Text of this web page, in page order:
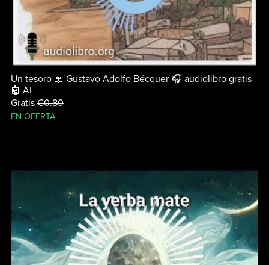
Un tesoro 📖 Gustavo Adolfo Bécquer 🎧 audiolibro gratis
🤖 AI
Gratis €0.80
EN OFERTA